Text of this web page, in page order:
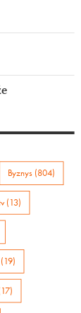
Byznys (804)
(13)